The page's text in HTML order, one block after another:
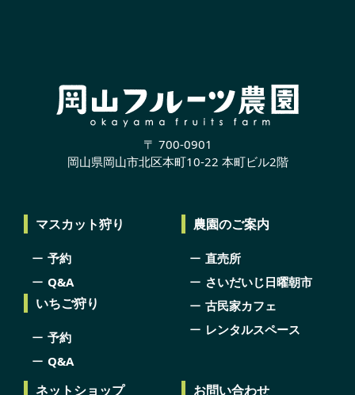
〒 700-0901
岡山県岡山市北区本町10-22 本町ビル2階
マスカット狩り
予約
Q&A
いちご狩り
予約
Q&A
農園のご案内
直売所
さいだいじ日曜朝市
古民家カフェ
レンタルスペース
ネットショップ お問い合わせ